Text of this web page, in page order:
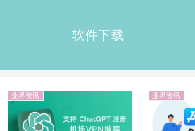
软件下载
业界资讯 业界资讯